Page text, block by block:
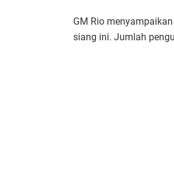
GM Rio
siang ini. Jumlah